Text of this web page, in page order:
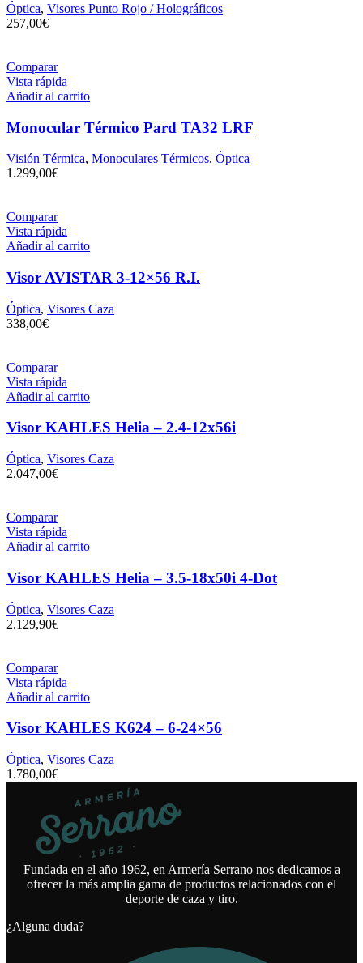
Óptica, Visores Punto Rojo / Holográficos
257,00€
Comparar
Vista rápida
Añadir al carrito
Monocular Térmico Pard TA32 LRF
Visión Térmica, Monoculares Térmicos, Óptica
1.299,00€
Comparar
Vista rápida
Añadir al carrito
Visor AVISTAR 3-12×56 R.I.
Óptica, Visores Caza
338,00€
Comparar
Vista rápida
Añadir al carrito
Visor KAHLES Helia – 2.4-12x56i
Óptica, Visores Caza
2.047,00€
Comparar
Vista rápida
Añadir al carrito
Visor KAHLES Helia – 3.5-18x50i 4-Dot
Óptica, Visores Caza
2.129,90€
Comparar
Vista rápida
Añadir al carrito
Visor KAHLES K624 – 6-24×56
Óptica, Visores Caza
1.780,00€
Fundada en el año 1962, en Armería Serrano nos dedicamos a
ofrecer la más amplia gama de productos relacionados con el
deporte de caza y tiro.
¿Alguna duda?